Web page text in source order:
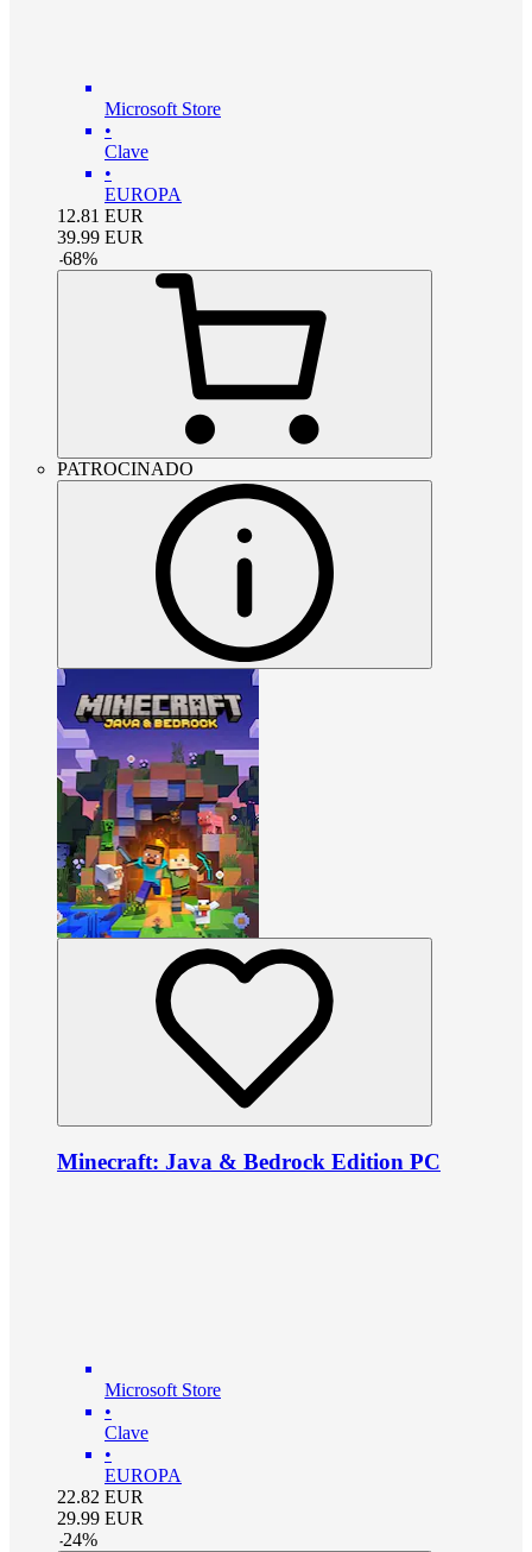
Microsoft Store
•
Clave
•
EUROPA
12.81 EUR
39.99 EUR
-68%
PATROCINADO
Minecraft: Java & Bedrock Edition PC
Microsoft Store
•
Clave
•
EUROPA
22.82 EUR
29.99 EUR
-24%